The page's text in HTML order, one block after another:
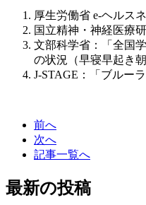
厚生労働省 e-ヘルス
国立精神・神経医療
文部科学省：「全国
の状況（早寝早起き
J-STAGE：「ブルー
前へ
次へ
記事一覧へ
最新の投稿